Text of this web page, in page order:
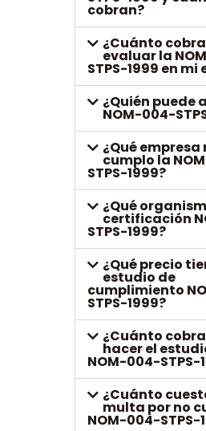
cobran?
¿Cuánto
evaluar la
STPS-1999 en mi
¿Quién puede
NOM-004-
¿Qué empresa
cumplo la
STPS-1999?
¿Qué
certificación
STPS-1999?
¿Qué precio
estudio de
cumplimiento
STPS-1999?
¿Cuánto
hacer el
NOM-004-STPS-
¿Cuánto
multa por no
NOM-004-STPS-